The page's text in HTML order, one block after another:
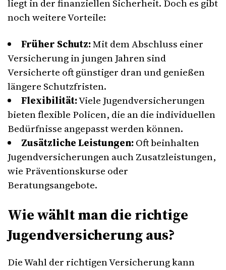
liegt in der finanziellen Sicherheit. Doch es gibt
noch weitere Vorteile:
Früher Schutz:Mit dem Abschluss einer
Versicherung in jungen Jahren sind
Versicherte oft günstiger dran und genießen
längere Schutzfristen.
Flexibilität:Viele Jugendversicherungen
bieten flexible Policen, die an die individuellen
Bedürfnisse angepasst werden können.
Zusätzliche Leistungen:Oft beinhalten
Jugendversicherungen auch Zusatzleistungen,
wie Präventionskurse oder
Beratungsangebote.
Wie wählt man die richtige
Jugendversicherung aus?
Die Wahl der richtigen Versicherung kann